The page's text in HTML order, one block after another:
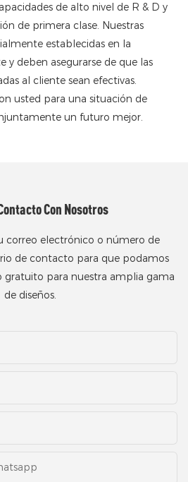
de alto nivel de R & D y
de primera clase. Nuestras
establecidas en la
y deben asegurarse de que las
al cliente sean efectivas.
usted para una situación de
un futuro mejor.
Con Nosotros
correo electrónico o número de
de contacto para que podamos
gratuito para nuestra amplia gama
de diseños.